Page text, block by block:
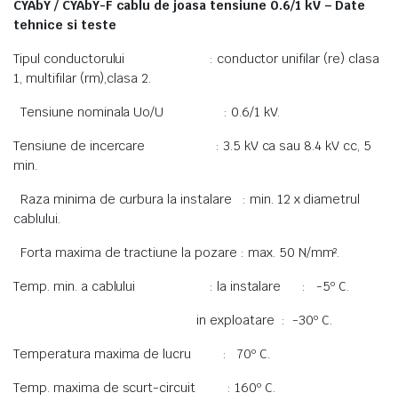
CYAbY / CYAbY-F cablu de joasa tensiune 0.6/1 kV – Date
tehnice si teste
Tipul conductorului : conductor unifilar (re) clasa
1, multifilar (rm),clasa 2.
Tensiune nominala Uo/U : 0.6/1 kV.
Tensiune de incercare : 3.5 kV ca sau 8.4 kV cc, 5
min.
Raza minima de curbura la instalare : min. 12 x diametrul
cablului.
Forta maxima de tractiune la pozare : max. 50 N/mm².
Temp. min. a cablului : la instalare : -5º C.
in exploatare : -30º C.
Temperatura maxima de lucru : 70º C.
Temp. maxima de scurt-circuit : 160º C.